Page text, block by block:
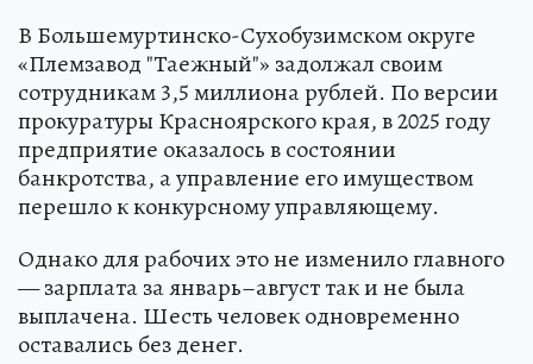
В Большемуртинско-Сухобузимском округе
«Племзавод "Таежный"» задолжал своим
сотрудникам 3,5 миллиона рублей. По версии
прокуратуры Красноярского края, в 2025 году
предприятие оказалось в состоянии
банкротства, а управление его имуществом
перешло к конкурсному управляющему.
Однако для рабочих это не изменило главного
— зарплата за январь–август так и не была
выплачена. Шесть человек одновременно
оставались без денег.